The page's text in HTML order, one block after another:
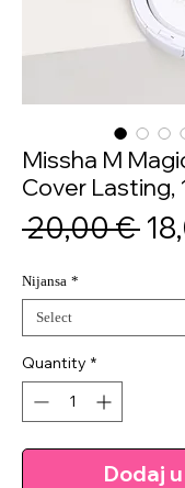
Missha M
Cover Lasting,
20,00 €
Nijansa *
Quantity *
Dodaj